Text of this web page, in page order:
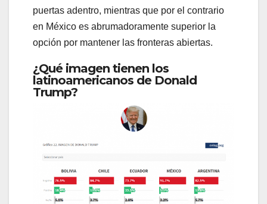
puertas adentro, mientras que por el contrario
en México es abrumadoramente superior la
opción por mantener las fronteras abiertas.
¿Qué imagen tienen los
latinoamericanos de Donald
Trump?